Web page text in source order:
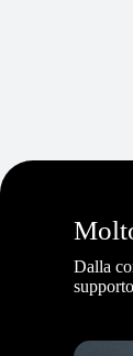
Dalla